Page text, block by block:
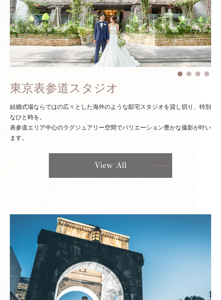
東京表参道スタジオ
結婚式場ならではの広々とした海外のような邸宅スタジオを貸し切り、特別
なひと時を。
表参道エリア中心のラグジュアリー空間でバリエーション豊かな撮影が叶い
ます。
View All